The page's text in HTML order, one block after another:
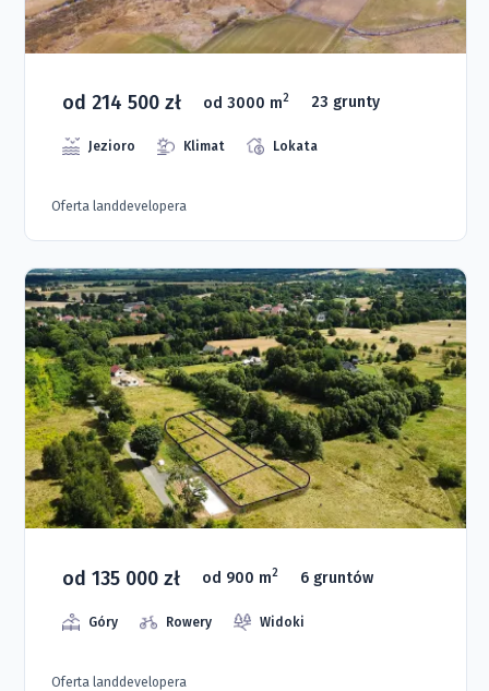
od 214 500 zł od 3000 m2 23 grunty
Jezioro Klimat Lokata
Oferta landdevelopera
od 135 000 zł od 900 m2 6 gruntów
Góry Rowery Widoki
Oferta landdevelopera